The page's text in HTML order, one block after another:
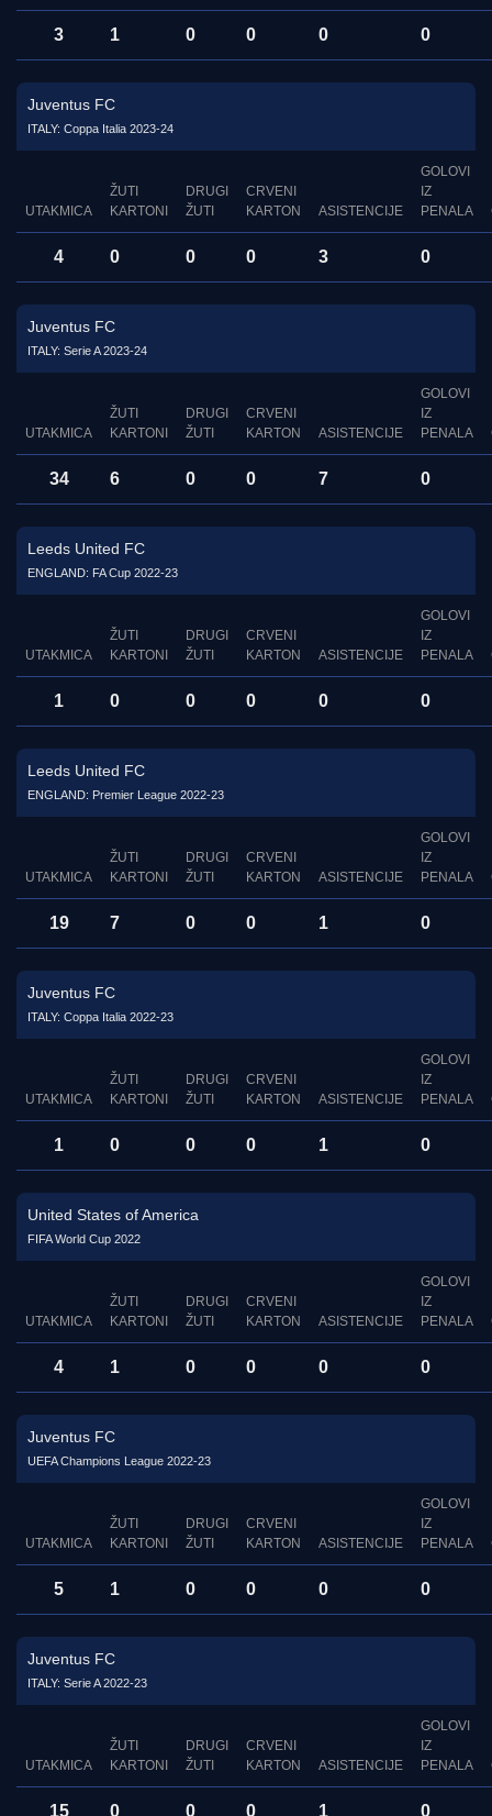
3 1 0 0 0 0
Juventus FC
ITALY: Coppa Italia 2023-24
UTAKMICA
ŽUTI
KARTONI
DRUGI
ŽUTI
CRVENI
KARTON
ASISTENCIJE
GOLOVI
IZ
PENALA
4 0 0 0 3 0
Juventus FC
ITALY: Serie A 2023-24
UTAKMICA
ŽUTI
KARTONI
DRUGI
ŽUTI
CRVENI
KARTON
ASISTENCIJE
GOLOVI
IZ
PENALA
34 6 0 0 7 0
Leeds United FC
ENGLAND: FA Cup 2022-23
UTAKMICA
ŽUTI
KARTONI
DRUGI
ŽUTI
CRVENI
KARTON
ASISTENCIJE
GOLOVI
IZ
PENALA
1 0 0 0 0 0
Leeds United FC
ENGLAND: Premier League 2022-23
UTAKMICA
ŽUTI
KARTONI
DRUGI
ŽUTI
CRVENI
KARTON
ASISTENCIJE
GOLOVI
IZ
PENALA
19 7 0 0 1 0
Juventus FC
ITALY: Coppa Italia 2022-23
UTAKMICA
ŽUTI
KARTONI
DRUGI
ŽUTI
CRVENI
KARTON
ASISTENCIJE
GOLOVI
IZ
PENALA
1 0 0 0 1 0
United States of America
FIFA World Cup 2022
UTAKMICA
ŽUTI
KARTONI
DRUGI
ŽUTI
CRVENI
KARTON
ASISTENCIJE
GOLOVI
IZ
PENALA
4 1 0 0 0 0
Juventus FC
UEFA Champions League 2022-23
UTAKMICA
ŽUTI
KARTONI
DRUGI
ŽUTI
CRVENI
KARTON
ASISTENCIJE
GOLOVI
IZ
PENALA
5 1 0 0 0 0
Juventus FC
ITALY: Serie A 2022-23
UTAKMICA
ŽUTI
KARTONI
DRUGI
ŽUTI
CRVENI
KARTON
ASISTENCIJE
GOLOVI
IZ
PENALA
15 0 0 0 1 0